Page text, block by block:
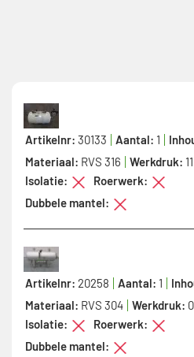
Artikelnr: 30133 Aantal: 1
Materiaal: RVS 316 Werkdruk: 11
Isolatie:
Roerwerk:
Dubbele mantel:
Artikelnr: 20258 Aantal: 1
Materiaal: RVS 304 Werkdruk: 0
Isolatie:
Roerwerk:
Dubbele mantel: